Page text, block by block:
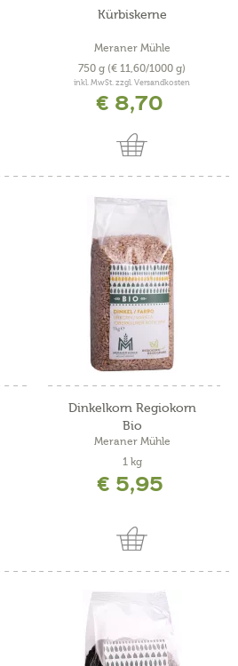
Kürbiskerne
Meraner Mühle
750 g (€ 11,60/1000 g)
inkl. MwSt. zzgl. Versandkosten
€ 8,70
Dinkelkorn Regiokorn
Bio
Meraner Mühle
1 kg
€ 5,95